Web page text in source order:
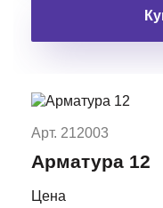
Арт. 212003
Арматура 12
Цена